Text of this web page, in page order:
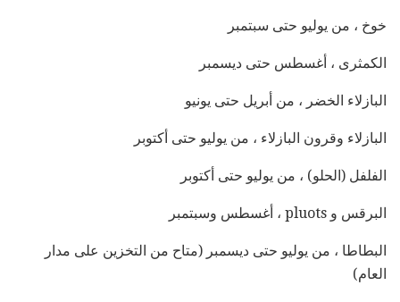
خوخ ، من يوليو حتى سبتمبر
الكمثرى ، أغسطس حتى ديسمبر
البازلاء الخضر ، من أبريل حتى يونيو
البازلاء وقرون البازلاء ، من يوليو حتى أكتوبر
الفلفل (الحلو) ، من يوليو حتى أكتوبر
البرقس و pluots ، أغسطس وسبتمبر
البطاطا ، من يوليو حتى ديسمبر (متاح من التخزين على مدار
العام)